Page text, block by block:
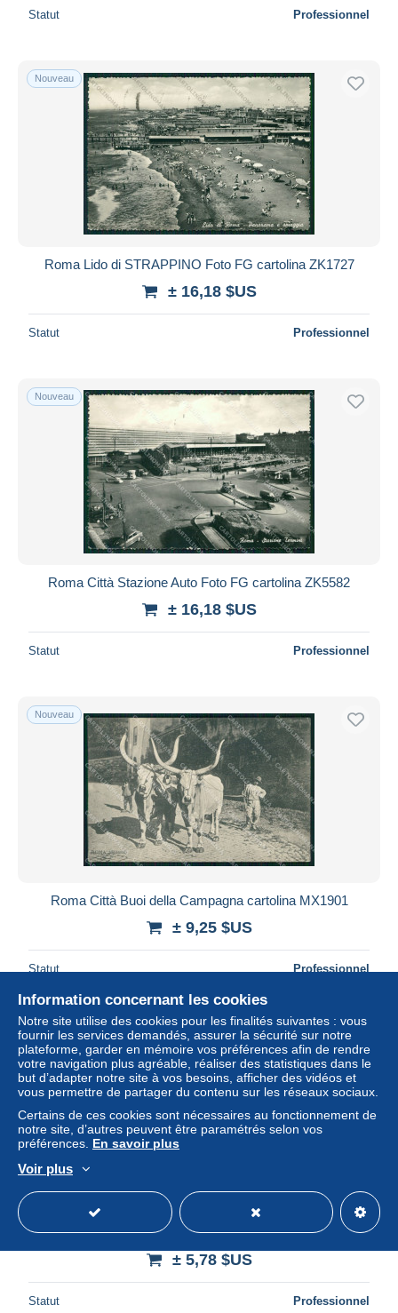
Statut Professionnel
Nouveau
Roma Lido di STRAPPINO Foto FG cartolina ZK1727
± 16,18 $US
Statut Professionnel
Nouveau
Roma Città Stazione Auto Foto FG cartolina ZK5582
± 16,18 $US
Statut Professionnel
Nouveau
Roma Città Buoi della Campagna cartolina MX1901
± 9,25 $US
Statut Professionnel
Nouveau
Roma Città Tempio di Venere Roma Giubileo Anno Santo
cartolina MX2233
± 5,78 $US
Statut Professionnel
Information concernant les cookies
Notre site utilise des cookies pour les finalités suivantes : vous
fournir les services demandés, assurer la sécurité sur notre
plateforme, garder en mémoire vos préférences afin de rendre
votre navigation plus agréable, réaliser des statistiques dans le
but d’adapter notre site à vos besoins, afficher des vidéos et
vous permettre de partager du contenu sur les réseaux sociaux.
Certains de ces cookies sont nécessaires au fonctionnement de
notre site, d’autres peuvent être paramétrés selon vos
préférences. En savoir plus
Voir plus